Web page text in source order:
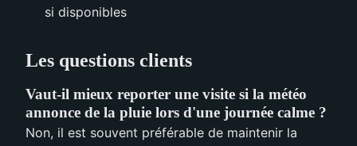
si disponibles
Les questions clients
Vaut-il mieux reporter une visite si la météo
annonce de la pluie lors d'une journée calme ?
Non, il est souvent préférable de maintenir la